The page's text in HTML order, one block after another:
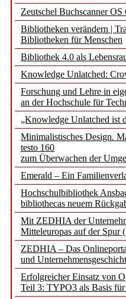
Zeutschel Buchscanner
Bibliotheken verändern |
Bibliotheken für Menschen
Bibliothek 4.0 als
Knowledge Unlatched:
Forschung und Lehre in
an der Hochschule für
„Knowledge Unlatched ist
Minimalistisches Design.
testo 160
zum Überwachen der
Emerald – Ein
Hochschulbibliothek
bibliothecas neuem
Mit ZEDHIA der
Mitteleuropas auf der Spur
ZEDHIA – Das
und
Erfolgreicher Einsatz von
Teil 3: TYPO3 als Basis